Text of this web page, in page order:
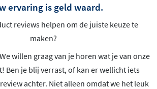
ervaring is geld waard.
reviews helpen om de juiste keuze te
maken?
willen graag van je horen wat je van onze
Ben je blij verrast, of kan er wellicht iets
achter. Niet alleen omdat we het leuk